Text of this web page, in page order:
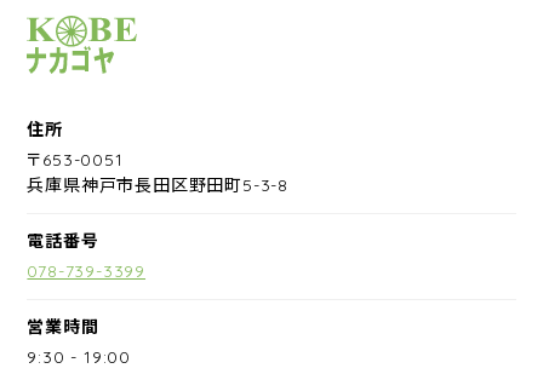
サイクルショップナカゴヤ
住所
〒653-0051
兵庫県神戸市長田区野田町5-3-8
電話番号
078-739-3399
営業時間
9:30 -19:00